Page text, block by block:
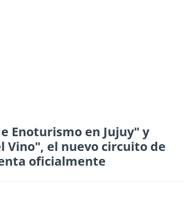
Enoturismo en Jujuy" y
Vino", el nuevo circuito de
oficialmente